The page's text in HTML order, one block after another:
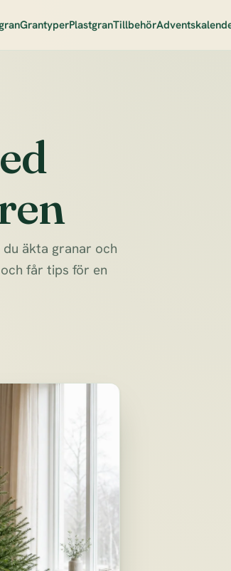
GrantyperPlastgranTillbehör
äkta granar och
får tips för en